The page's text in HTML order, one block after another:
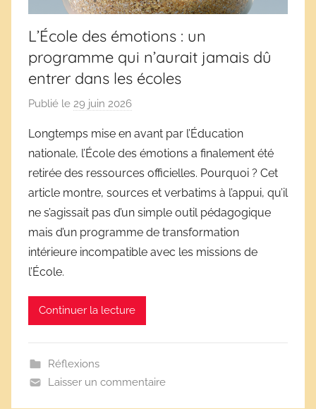
L’École des émotions : un
programme qui n’aurait jamais dû
entrer dans les écoles
Publié le 29 juin 2026
r
D
é
r
i
v
e
c
o
i
Longtemps mise en avant par l’Éducation
nationale, l’École des émotions a finalement été
retirée des ressources officielles. Pourquoi ? Cet
article montre, sources et verbatims à l’appui, qu’il
ne s’agissait pas d’un simple outil pédagogique
mais d’un programme de transformation
intérieure incompatible avec les missions de
l’École.
Continuer la lecture
Réflexions
Laisser un commentaire